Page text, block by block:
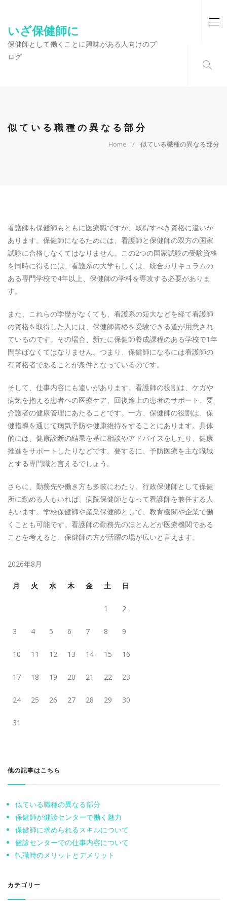
いざ保健師に
保健師として働くことに興味がある人向けのブ
ログ
似ている職種の異なる部分
Home 似ている職種の異なる部分
看護師も保健師もともに医療職ですが、取得すべき資格に違いが
あります。保健師になるためには、看護師と保健師の双方の国家
試験に合格しなくてはなりません。この2つの国家試験の受験資格
を同時に得るには、看護系の大学もしくは、統合カリキュラムの
ある専門学校で4年以上、保健師の学科を専攻する必要がありま
す。
また、これらの学歴がなくても、看護系の短大などを経て看護師
の資格を取得した人には、保健師資格を受験できる道が用意され
ているのです。その場合、新たに保健師養成課程のある学校で1年
間学ばなくてはなりません。つまり、保健師になるには看護師の
有資格者であることが条件となっているのです。
そして、仕事内容にも違いがあります。看護師の役割は、ケガや
病気を抱える患者への医療ケア、回復途上の患者のサポート、要
介護者の健康管理にあたることです。一方、保健師の役割は、保
健指導を通じて病気予防や健康維持をすることにあります。具体
的には、健康診断の結果を基に相談やアドバイスをしたり、健康
推進をサポートしたりなどです。要するに、予防医療を主な職域
とする専門職と言えるでしょう。
さらに、勤務先や働き方も多岐にわたり、行政保健師として保健
所に勤める人もいれば、病院保健師となって看護師を兼任する人
もいます。学校保健師や産業保健師として、教育機関や企業で働
くことも可能です。看護師の勤務先のほとんどが医療機関である
ことを考えると、保健師の方が活躍の場が広いと言えます。
2026年8月
月 火 水 木 金 土 日
1 2
3 4 5 6 7 8 9
10 11 12 13 14 15 16
17 18 19 20 21 22 23
24 25 26 27 28 29 30
31
他の記事はこちら
似ている職種の異なる部分
保健師が健診センターで働く魅力
保健師に求められるスキルについて
健診センターでの仕事内容について
転職時のメリットとデメリット
カテゴリー